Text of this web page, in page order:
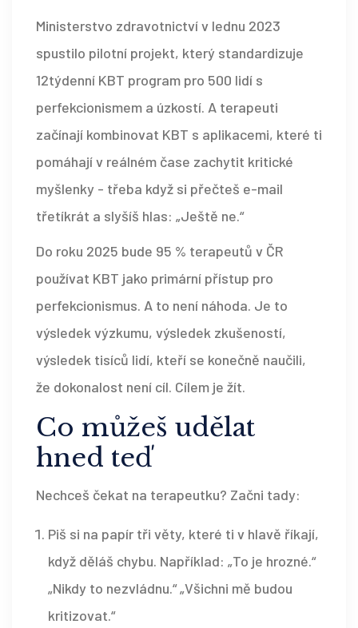
Ministerstvo zdravotnictví v lednu 2023
spustilo pilotní projekt, který standardizuje
12týdenní KBT program pro 500 lidí s
perfekcionismem a úzkostí. A terapeuti
začínají kombinovat KBT s aplikacemi, které ti
pomáhají v reálném čase zachytit kritické
myšlenky - třeba když si přečteš e-mail
třetíkrát a slyšíš hlas: „Ještě ne.“
Do roku 2025 bude 95 % terapeutů v ČR
používat KBT jako primární přístup pro
perfekcionismus. A to není náhoda. Je to
výsledek výzkumu, výsledek zkušeností,
výsledek tisíců lidí, kteří se konečně naučili,
že dokonalost není cíl. Cílem je žít.
Co můžeš udělat
hned teď
Nechceš čekat na terapeutku? Začni tady:
Piš si na papír tři věty, které ti v hlavě říkají,
když děláš chybu. Například: „To je hrozné.“
„Nikdy to nezvládnu.“ „Všichni mě budou
kritizovat.“